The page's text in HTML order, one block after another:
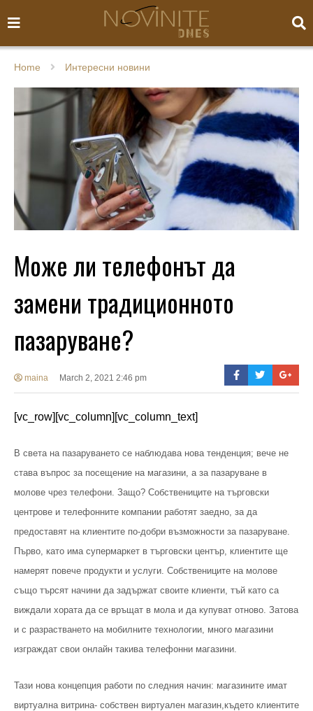
Home Интересни новини
Може ли телефонът да
замени традиционното
пазаруване?
maina March 2, 2021 2:46 pm
[vc_row][vc_column][vc_column_text]
В света на пазаруването се наблюдава нова тенденция; вече не
става въпрос за посещение на магазини, а за пазаруване в
молове чрез телефони. Защо? Собствениците на търговски
центрове и телефонните компании работят заедно, за да
предоставят на клиентите по-добри възможности за пазаруване.
Първо, като има супермаркет в търговски център, клиентите ще
намерят повече продукти и услуги. Собствениците на молове
също търсят начини да задържат своите клиенти, тъй като са
виждали хората да се връщат в мола и да купуват отново. Затова
и с разрастването на мобилните технологии, много магазини
изграждат свои онлайн такива телефонни магазини.
Тази нова концепция работи по следния начин: магазините имат
виртуална витрина- собствен виртуален магазин,където клиентите